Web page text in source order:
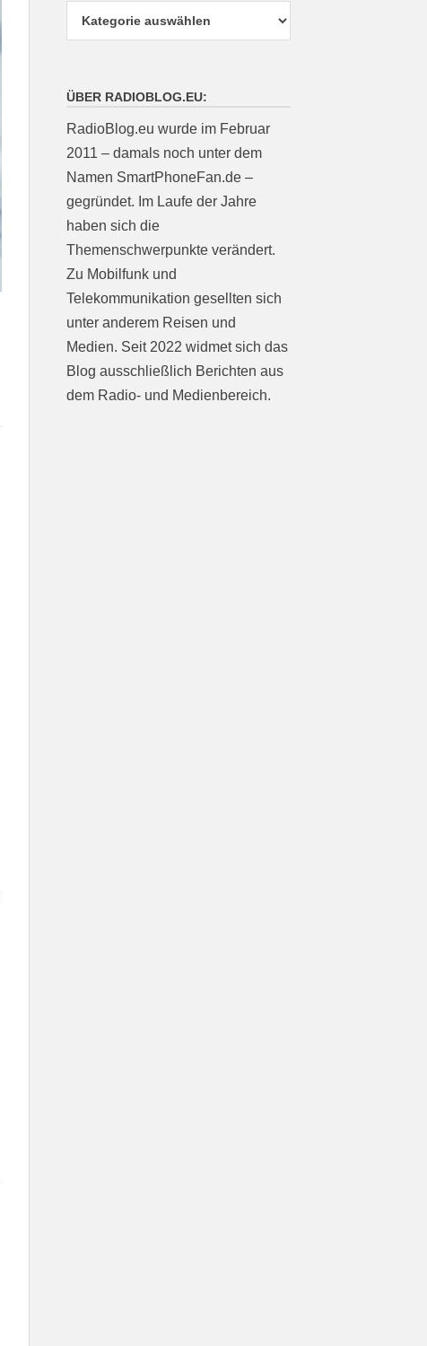
ÜBER RADIOBLOG.EU:
RadioBlog.eu wurde im Februar
2011 – damals noch unter dem
Namen SmartPhoneFan.de –
gegründet. Im Laufe der Jahre
haben sich die
Themenschwerpunkte verändert.
Zu Mobilfunk und
Telekommunikation gesellten sich
unter anderem Reisen und
Medien. Seit 2022 widmet sich das
Blog ausschließlich Berichten aus
dem Radio- und Medienbereich.